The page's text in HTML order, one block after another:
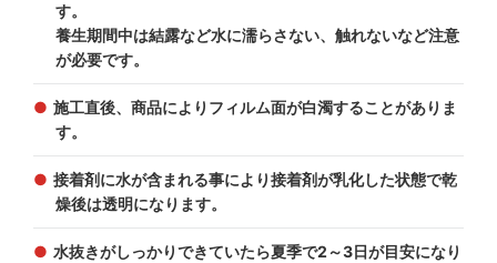
す。
養生期間中は結露など水に濡らさない、触れないなど注意
が必要です。
施工直後、商品によりフィルム面が白濁することがありま
す。
接着剤に水が含まれる事により接着剤が乳化した状態で乾
燥後は透明になります。
水抜きがしっかりできていたら夏季で2～3日が目安になり